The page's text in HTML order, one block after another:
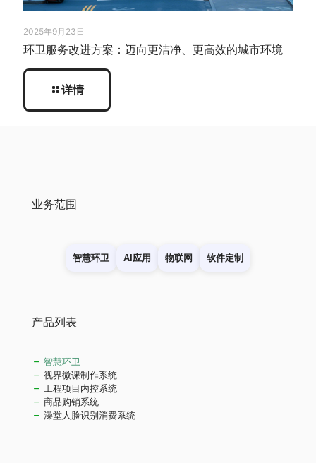
2025年9月23日
环卫服务改进方案：迈向更洁净、更高效的城市环境
详情
业务范围
智慧环卫 AI应用 物联网 软件定制
产品列表
智慧环卫
视界微课制作系统
工程项目内控系统
商品购销系统
澡堂人脸识别消费系统